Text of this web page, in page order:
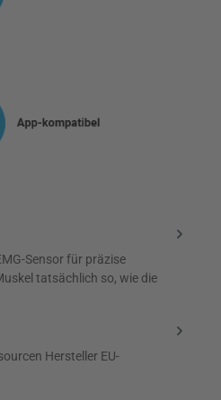
Sensor für präzise
tatsächlich so, wie die
Hersteller EU-